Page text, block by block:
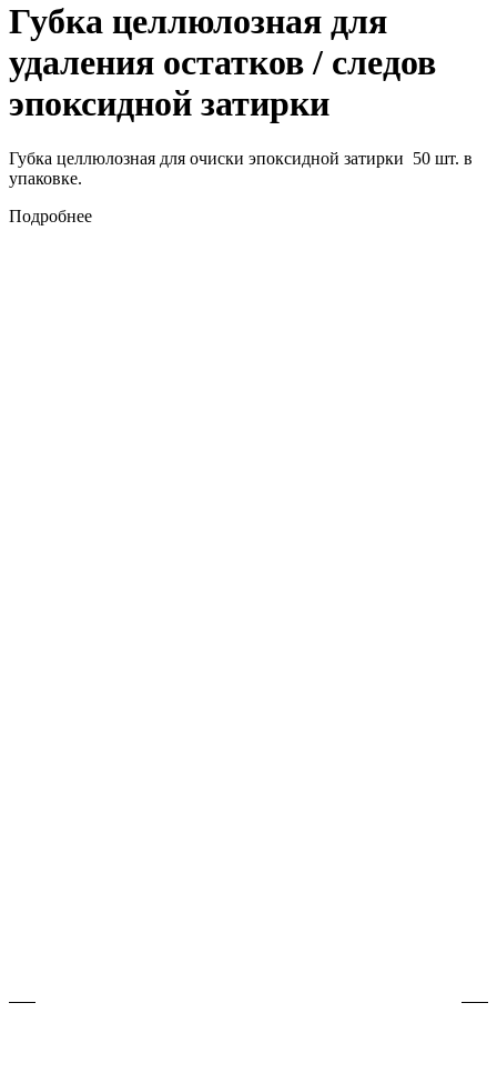
Губка целлюлозная для
удаления остатков / следов
эпоксидной затирки
Губка целлюлозная для очиски эпоксидной затирки 50 шт. в
упаковке.
Подробнее